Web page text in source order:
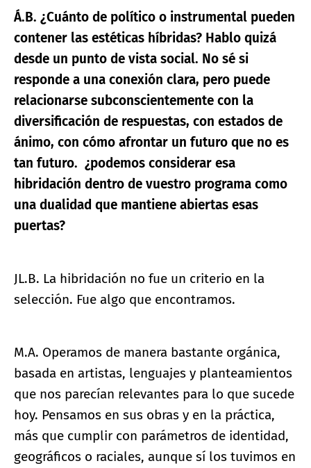
Á.B. ¿Cuánto de político o instrumental pueden
contener las estéticas híbridas? Hablo quizá
desde un punto de vista social. No sé si
responde a una conexión clara, pero puede
relacionarse subconscientemente con la
diversificación de respuestas, con estados de
ánimo, con cómo afrontar un futuro que no es
tan futuro. ¿podemos considerar esa
hibridación dentro de vuestro programa como
una dualidad que mantiene abiertas esas
puertas?
JL.B. La hibridación no fue un criterio en la
selección. Fue algo que encontramos.
M.A. Operamos de manera bastante orgánica,
basada en artistas, lenguajes y planteamientos
que nos parecían relevantes para lo que sucede
hoy. Pensamos en sus obras y en la práctica,
más que cumplir con parámetros de identidad,
geográficos o raciales, aunque sí los tuvimos en